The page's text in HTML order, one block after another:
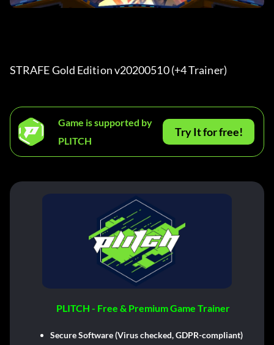
STRAFE Gold Edition v20200510 (+4 Trainer)
Game is supported by
PLITCH
Try It for free!
PLITCH - Free & Premium Game Trainer
Secure Software (Virus checked, GDPR-compliant)